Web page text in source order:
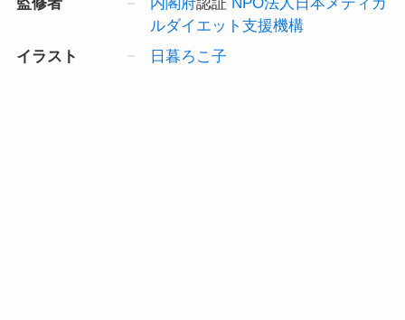
ルダイエット支援機構
イラスト
日暮ろこ子